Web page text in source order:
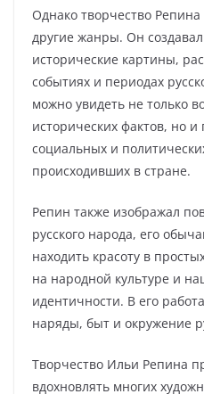
Однако творчество
другие жанры. Он
исторические картины,
событиях и периодах
можно увидеть не только
исторических фактов, но и
социальных и
происходивших в стране.
Репин также изображал
русского народа, его
находить красоту в
на народной культуре и
идентичности. В его
наряды, быт и окружение
Творчество Ильи Репина
вдохновлять многих